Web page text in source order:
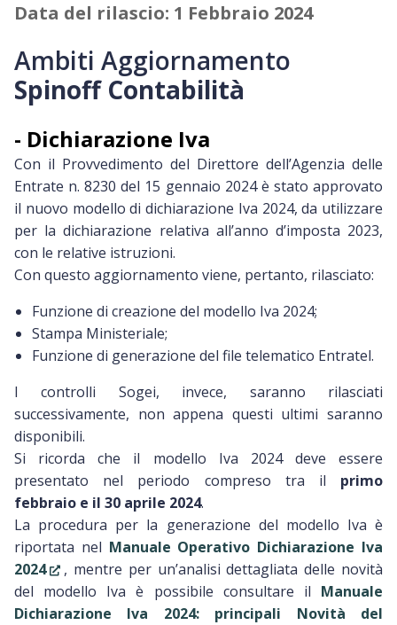
Data del rilascio: 1 Febbraio 2024
Ambiti Aggiornamento
Spinoff Contabilità
- Dichiarazione Iva
Con il Provvedimento del Direttore dell’Agenzia delle
Entrate n. 8230 del 15 gennaio 2024 è stato approvato
il nuovo modello di dichiarazione Iva 2024, da utilizzare
per la dichiarazione relativa all’anno d’imposta 2023,
con le relative istruzioni.
Con questo aggiornamento viene, pertanto, rilasciato:
Funzione di creazione del modello Iva 2024;
Stampa Ministeriale;
Funzione di generazione del file telematico Entratel.
I controlli Sogei, invece, saranno rilasciati
successivamente, non appena questi ultimi saranno
disponibili.
Si ricorda che il modello Iva 2024 deve essere
presentato nel periodo compreso tra il primo
febbraio e il 30 aprile 2024.
La procedura per la generazione del modello Iva è
riportata nel Manuale Operativo Dichiarazione Iva
2024
, mentre per un’analisi dettagliata delle novità
del modello Iva è possibile consultare il Manuale
Dichiarazione Iva 2024: principali Novità del